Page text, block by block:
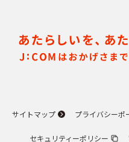
サイトマップ プライバシーポ
セキュリティーポリシー